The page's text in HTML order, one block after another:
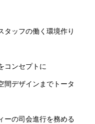
タッフの働く環境作り
コンセプトに
間デザインまでトータ
ーの司会進行を務める